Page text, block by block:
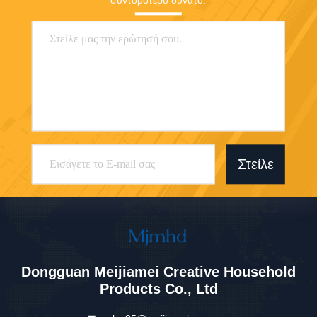
Στείλε
Dongguan Meijiamei Creative Household
Products Co., Ltd